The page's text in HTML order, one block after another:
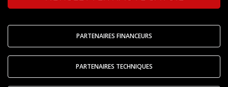
PARTENAIRES FINANCEURS
PARTENAIRES TECHNIQUES